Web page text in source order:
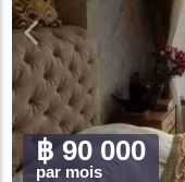
฿ 90 000
par mois